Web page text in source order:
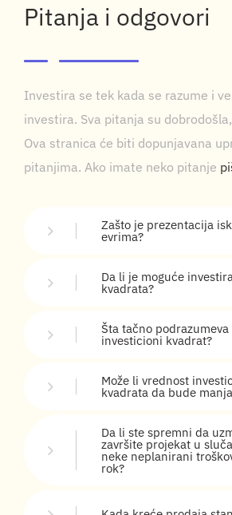
Pitanja i odgovori
Investira se tek kada se razume i
investira. Sva pitanja su
Ova stranica će biti dopunjavana
pitanjima. Ako imate neko pitanje
Zašto je prezentacija
evrima?
Da li je moguće
kvadrata?
Šta tačno
investicioni kvadrat?
Može li vrednost
kvadrata da bude
Da li ste spremni da
završite projekat u
neke neplanirani
rok?